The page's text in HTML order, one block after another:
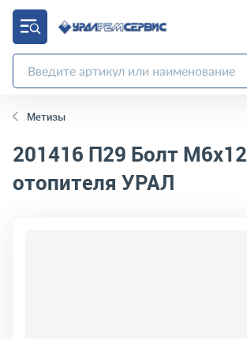
Метизы
201416 П29 Болт М6х12
отопителя УРАЛ